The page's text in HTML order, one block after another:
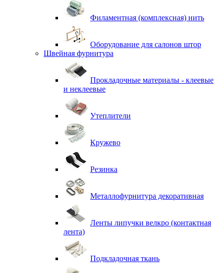
Филаментная (комплексная) нить
Оборудование для салонов штор
Швейная фурнитура
Прокладочные материалы - клеевые
и неклеевые
Утеплители
Кружево
Резинка
Металлофурнитура декоративная
Ленты липучки велкро (контактная
лента)
Подкладочная ткань